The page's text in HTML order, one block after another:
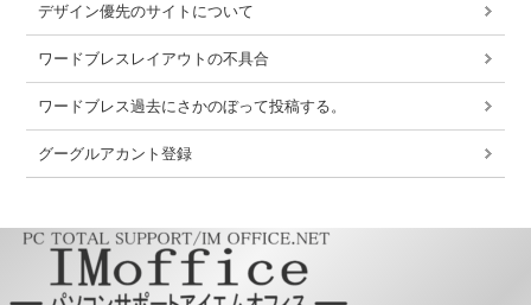
デザイン優先のサイトについて
ワードブレスレイアウトの不具合
ワードブレス過去にさかのぼって投稿する。
グーグルアカント登録